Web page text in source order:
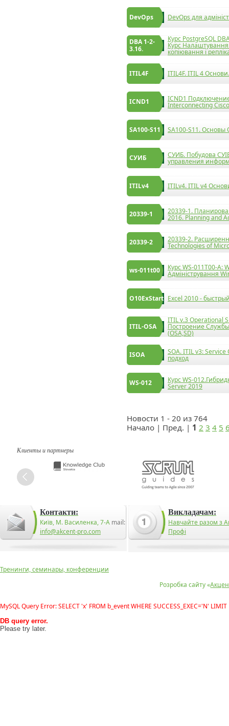
DevOps DevOps для
DBA 1-2-
3.16.
Курс PostgreSQL
Курс
копіювання і
ITIL4F ITIL4F. ITIL 4
ICND1 ICND1
Interconnecting
SA100-S11 SA100-S11. Основы
СУИБ СУИБ. Побудова
управления
ITILv4 ITILv4. ITIL v4
20339-1 20339-1.
2016. Planning and
20339-2 20339-2.
Technologies of
ws-011t00 Курс WS-011T00-A:
Адміністрування
O10ExStart Excel 2010 -
ITIL-OSA
ITIL v.3 Operational
Построение
(OSA,SD)
ISOA SOA. ITIL v3:
подход
WS-012 Курс WS-
Server 2019
Новости 1 - 20 из 764
Начало | Пред. | 1 2 3 4 5
Клиенты и партнеры
Контакти:
Київ, М. Василенка, 7-А mail:
info@akcent-pro.com
Викладачам:
Навчайте разом з
Профі
Розробка сайту «
Тренинги, семинары, конференции
MySQL Query Error: SELECT 'x' FROM b_event WHERE SUCCESS_EXEC='N' LIMIT
DB query error.
Please try later.